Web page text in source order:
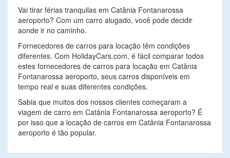
Vai tirar férias tranquilas em Catânia Fontanarossa
aeroporto? Com um carro alugado, você pode decidir
aonde ir no caminho.
Fornecedores de carros para locação têm condições
diferentes. Com HolidayCars.com, é fácil comparar todos
estes fornecedores de carros para locação em Catânia
Fontanarossa aeroporto, seus carros disponíveis em
tempo real e suas diferentes condições.
Sabia que muitos dos nossos clientes começaram a
viagem de carro em Catânia Fontanarossa aeroporto? É
por isso que a locação de carros em Catânia Fontanarossa
aeroporto é tão popular.